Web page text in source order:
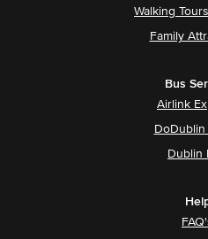
Walking
Family
Bus
Airlink
Dublin